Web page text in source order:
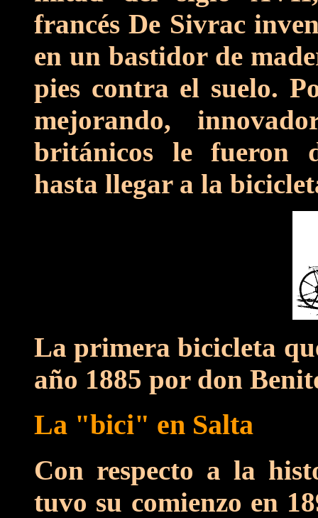
francés De Sivrac
en un bastidor de
pies contra el suelo.
mejorando,
británicos le fueron
hasta llegar a la
La primera bicicleta
año 1885 por don
La "bici" en Salta
Con respecto a la
tuvo su comienzo en